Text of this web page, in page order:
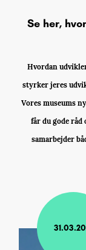
Se her,
Hvordan
styrker jeres
Vores museums
får du gode
samarbejder